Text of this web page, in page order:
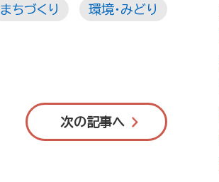
まちづくり 環境・みどり
次の記事へ